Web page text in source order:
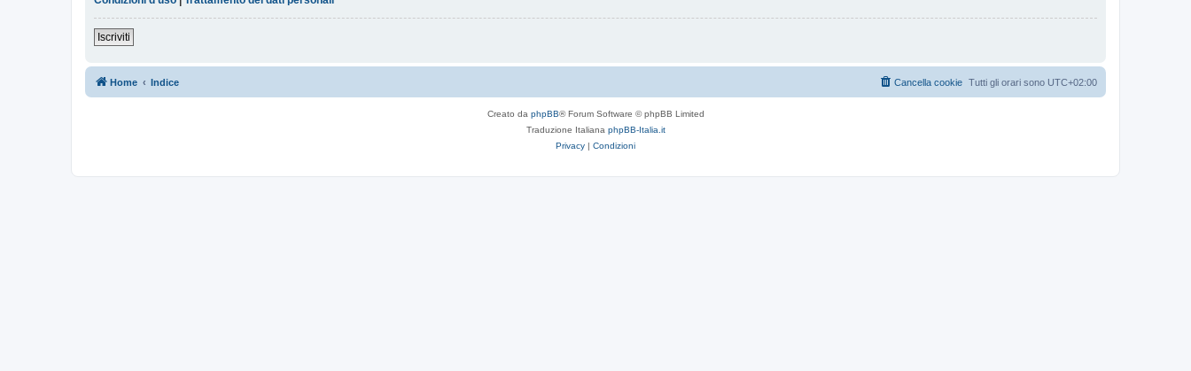
Iscriviti
Home Indice Tutti gli orari sono UTC+02:00
Cancella cookie
Creato da phpBB® Forum Software © phpBB Limited
Traduzione Italiana phpBB-Italia.it
Privacy | Condizioni